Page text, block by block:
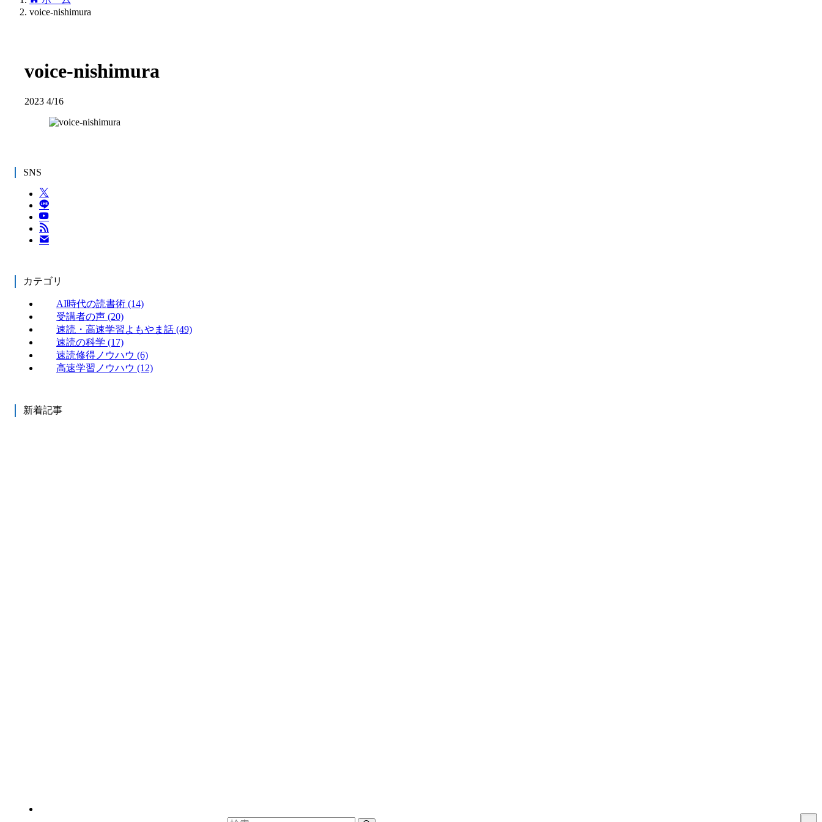
voice-nishimura
voice-nishimura
2023 4/16
SNS
カテゴリ
AI時代の読書術 (14)
受講者の声 (20)
速読・高速学習よもやま話 (49)
速読の科学 (17)
速読修得ノウハウ (6)
高速学習ノウハウ (12)
新着記事